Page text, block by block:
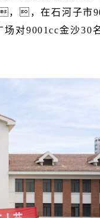
，，在石河子市
对9001cc金沙30